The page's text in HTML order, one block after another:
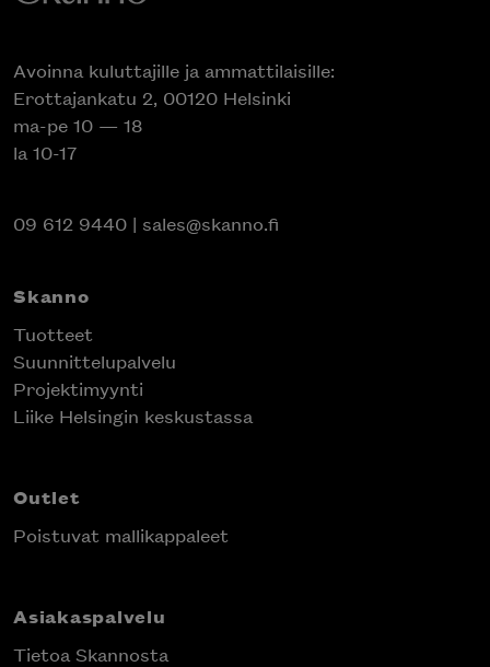
Avoinna kuluttajille ja ammattilaisille:
Erottajankatu 2, 00120 Helsinki
ma-pe 10 — 18
la 10-17
09 612 9440 | sales@skanno.fi
Skanno
Tuotteet
Suunnittelupalvelu
Projektimyynti
Liike Helsingin keskustassa
Outlet
Poistuvat mallikappaleet
Asiakaspalvelu
Tietoa Skannosta